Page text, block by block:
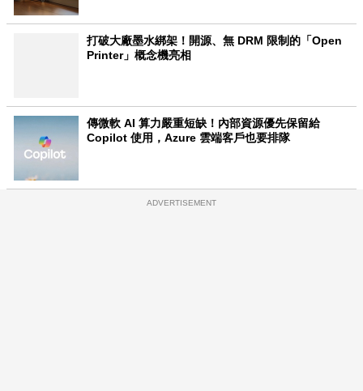
打破大廠墨水綁架！開源、無 DRM 限制的「Open
Printer」概念機亮相
傳微軟 AI 算力嚴重短缺！內部資源優先保留給
Copilot 使用，Azure 雲端客戶也要排隊
ADVERTISEMENT